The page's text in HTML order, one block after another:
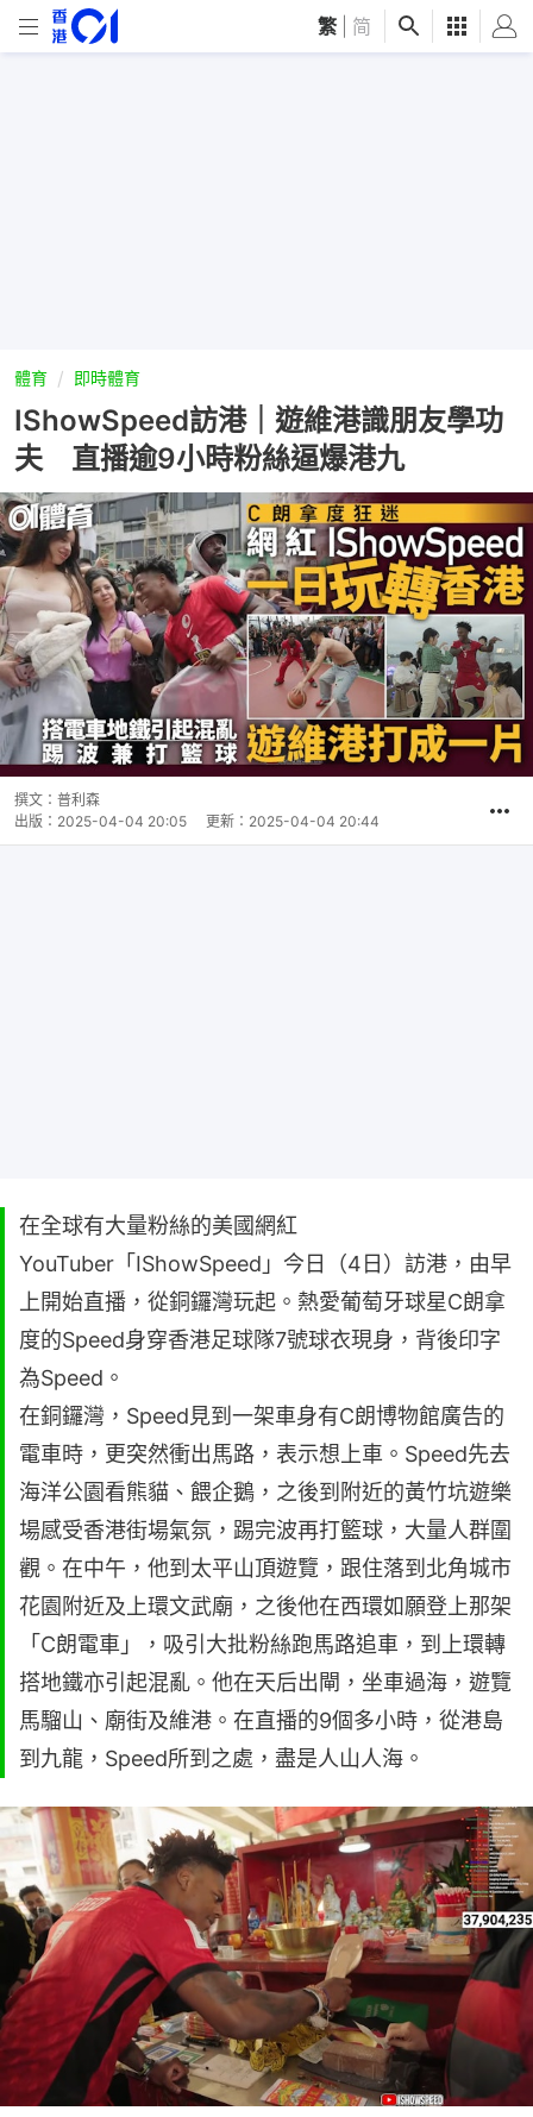
繁 简
體育 即時體育
IShowSpeed訪港｜遊維港識朋友學功
夫 直播逾9小時粉絲逼爆港九
撰文： 普利森
出版： 2025-04-04 20:05 更新： 2025-04-04 20:44
在全球有大量粉絲的美國網紅
YouTuber「IShowSpeed」今日（4日）訪港，由早
上開始直播，從銅鑼灣玩起。熱愛葡萄牙球星C朗拿
度的Speed身穿香港足球隊7號球衣現身，背後印字
為Speed。
在銅鑼灣，Speed見到一架車身有C朗博物館廣告的
電車時，更突然衝出馬路，表示想上車。Speed先去
海洋公園看熊貓、餵企鵝，之後到附近的黃竹坑遊樂
場感受香港街場氣氛，踢完波再打籃球，大量人群圍
觀。在中午，他到太平山頂遊覽，跟住落到北角城市
花園附近及上環文武廟，之後他在西環如願登上那架
「C朗電車」，吸引大批粉絲跑馬路追車，到上環轉
搭地鐵亦引起混亂。他在天后出閘，坐車過海，遊覽
馬騮山、廟街及維港。在直播的9個多小時，從港島
到九龍，Speed所到之處，盡是人山人海。